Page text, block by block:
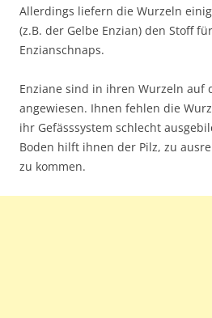
Allerdings liefern die Wurzeln
(z.B. der Gelbe Enzian) den Stoff
Enzianschnaps.
Enziane sind in ihren Wurzeln auf
angewiesen. Ihnen fehlen die
ihr Gefässsystem schlecht
Boden hilft ihnen der Pilz, zu
zu kommen.